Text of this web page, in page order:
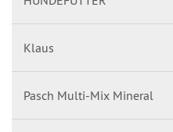
Klaus
Pasch Multi-Mix Mineral